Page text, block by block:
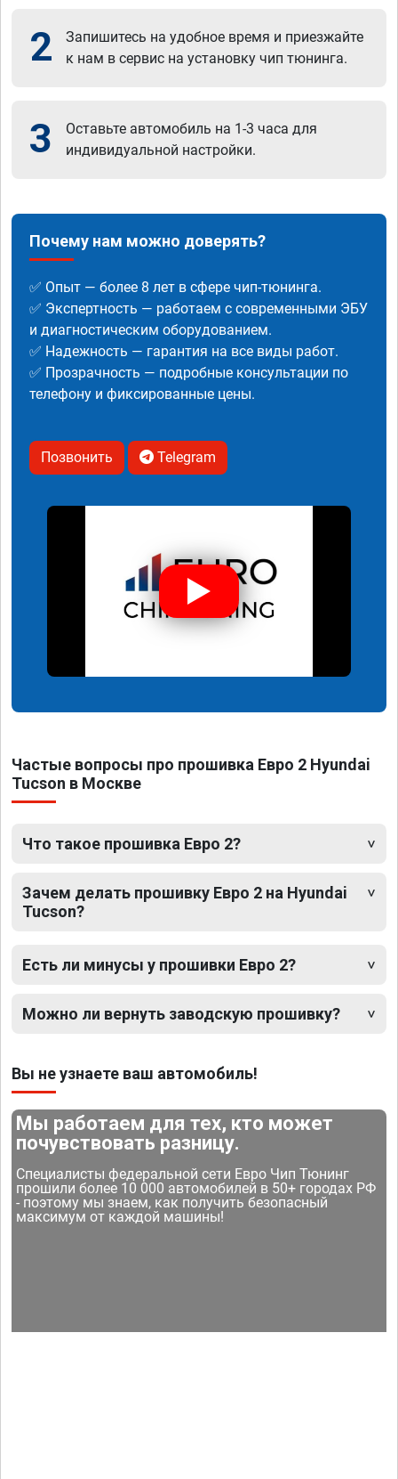
2
Запишитесь на удобное время и приезжайте
к нам в сервис на установку чип тюнинга.
3
Оставьте автомобиль на 1-3 часа для
индивидуальной настройки.
Почему нам можно доверять?
✅ Опыт — более 8 лет в сфере чип-тюнинга.
✅ Экспертность — работаем с современными ЭБУ
и диагностическим оборудованием.
✅ Надежность — гарантия на все виды работ.
✅ Прозрачность — подробные консультации по
телефону и фиксированные цены.
Позвонить Telegram
Частые вопросы про прошивка Евро 2 Hyundai
Tucson в Москве
Что такое прошивка Евро 2?
Зачем делать прошивку Евро 2 на Hyundai
Tucson?
Есть ли минусы у прошивки Евро 2?
Можно ли вернуть заводскую прошивку?
Вы не узнаете ваш автомобиль!
Мы работаем для тех, кто может
почувствовать разницу.
Специалисты федеральной сети Евро Чип Тюнинг
прошили более 10 000 автомобилей в 50+ городах РФ
- поэтому мы знаем, как получить безопасный
максимум от каждой машины!